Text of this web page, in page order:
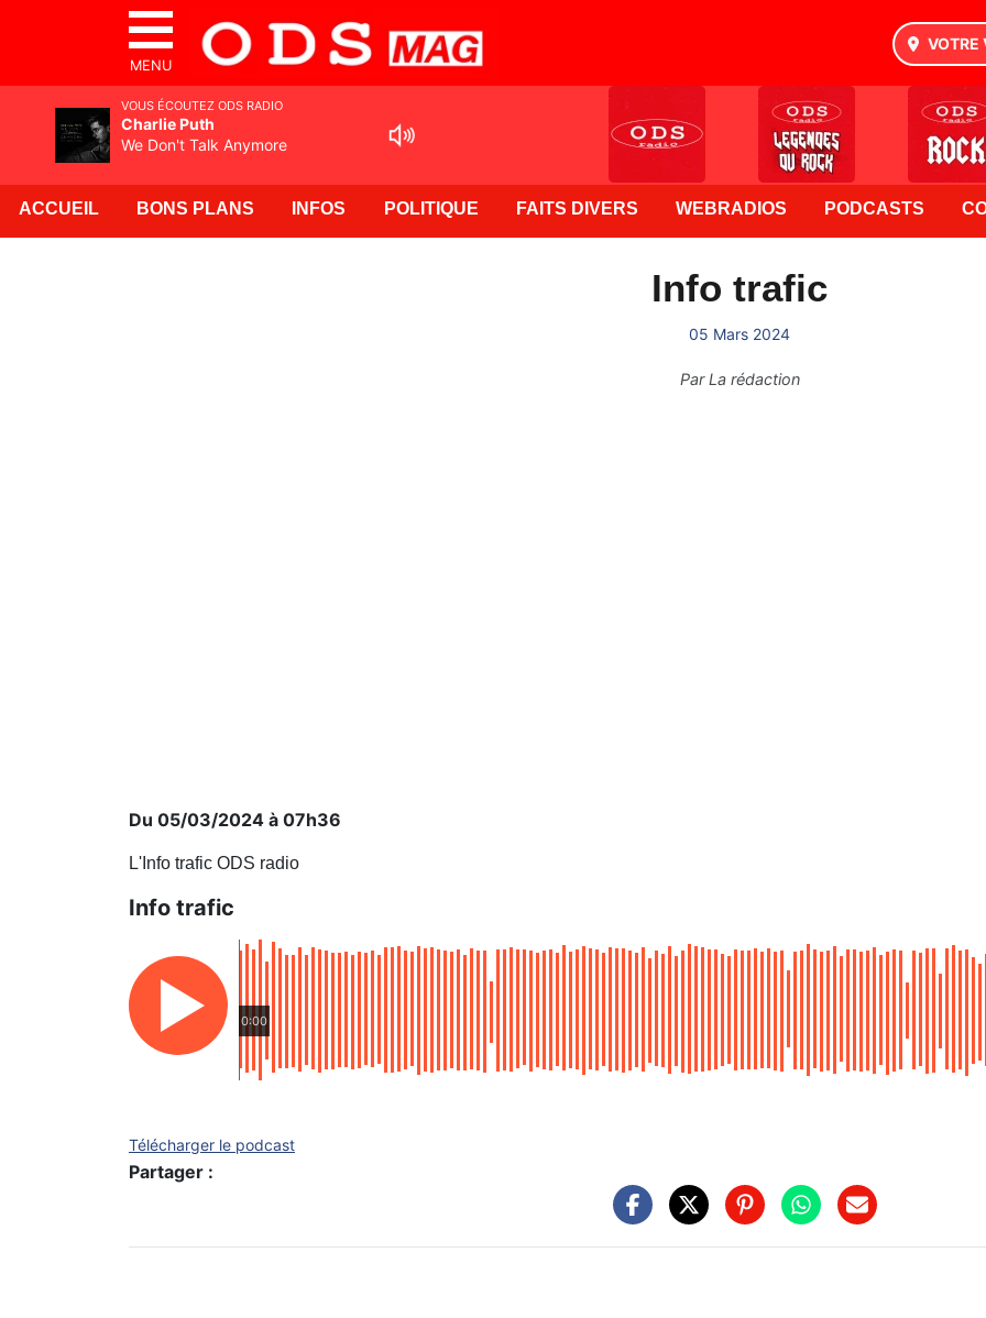
MENU
VOTRE
ACCUEIL BONS PLANS INFOS POLITIQUE FAITS DIVERS WEBRADIOS PODCASTS
Info trafic
05 Mars 2024
ParLa rédaction
Du 05/03/2024 à 07h36
L'Info trafic ODS radio
Info trafic
0:00
Télécharger le podcast
Partager :
VOUS ÉCOUTEZ ODS RADIO
Charlie Puth
We Don't Talk Anymore